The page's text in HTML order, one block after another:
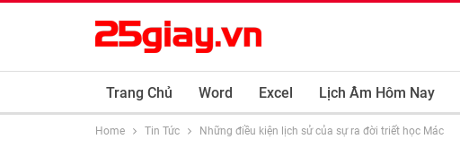
Trang Chủ Word Excel Lịch Âm Hôm Nay
Home Tin Tức Những điều kiện lịch sử của sự ra đời triết học Mác